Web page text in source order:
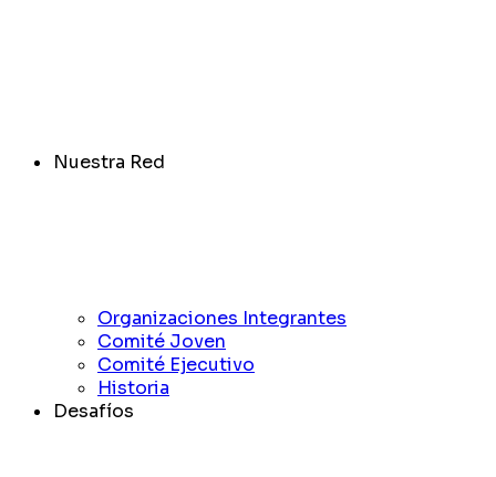
Nuestra Red
Organizaciones Integrantes
Comité Joven
Comité Ejecutivo
Historia
Desafíos